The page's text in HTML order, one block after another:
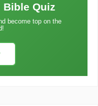
Quiz
become top on the